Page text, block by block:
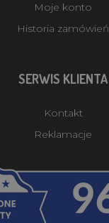
Moje konto
Historia zamówień
SERWIS KLIENTA
Kontakt
Reklamacje